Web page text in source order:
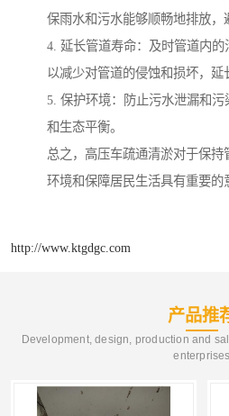
保雨水和污水能够顺畅地排放，
4. 延长管道寿命：及时管道内
以减少对管道的侵蚀和损坏，延
5. 保护环境：防止污水泄漏和
和生态平衡。
总之，高压车疏通清淤对于保
环境和保障居民生活具有重要的
http://www.ktgdgc.com
产品推
Development, design, production and
enterprises